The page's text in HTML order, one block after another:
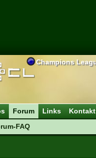
Champions
Forum
FAQ
Links Kontakt